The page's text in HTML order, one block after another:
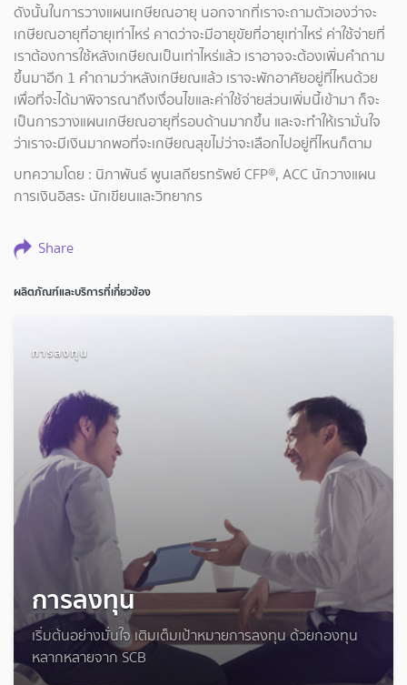
ดังนั้นในการวางแผนเกษียณอายุ นอกจากที่เราจะถามตัวเองว่าจะ
เกษียณอายุที่อายุเท่าไหร่ คาดว่าจะมีอายุขัยที่อายุเท่าไหร่ ค่าใช้จ่ายที่
เราต้องการใช้หลังเกษียณเป็นเท่าไหร่แล้ว เราอาจจะต้องเพิ่มคำถาม
ขึ้นมาอีก 1 คำถามว่าหลังเกษียณแล้ว เราจะพักอาศัยอยู่ที่ไหนด้วย
เพื่อที่จะได้มาพิจารณาถึงเงื่อนไขและค่าใช้จ่ายส่วนเพิ่มนี้เข้ามา ก็จะ
เป็นการวางแผนเกษียณอายุที่รอบด้านมากขึ้น และจะทำให้เรามั่นใจ
ว่าเราจะมีเงินมากพอที่จะเกษียณสุขไม่ว่าจะเลือกไปอยู่ที่ไหนก็ตาม
บทความโดย : นิภาพันธ์ พูนเสถียรทรัพย์ CFP®, ACC นักวางแผน
การเงินอิสระ นักเขียนและวิทยากร
Share
ผลิตภัณฑ์และบริการที่เกี่ยวข้อง
การลงทุน
การลงทุน
เริ่มต้นอย่างมั่นใจ เติมเต็มเป้าหมายการลงทุน ด้วยกองทุน
หลากหลายจาก SCB